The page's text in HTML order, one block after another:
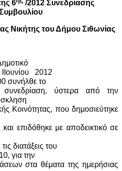
6
/2012 Συνεδρίασης
Νικήτης του Δήμου Σιθωνίας
Ιουνίου
2012
συνήλθε το
ύστερα από την
Κοινότητας, που δημοσιεύτηκε
επιδόθηκε με αποδεικτικό σε
διατάξεις του
για την
στα θέματα της ημερήσιας